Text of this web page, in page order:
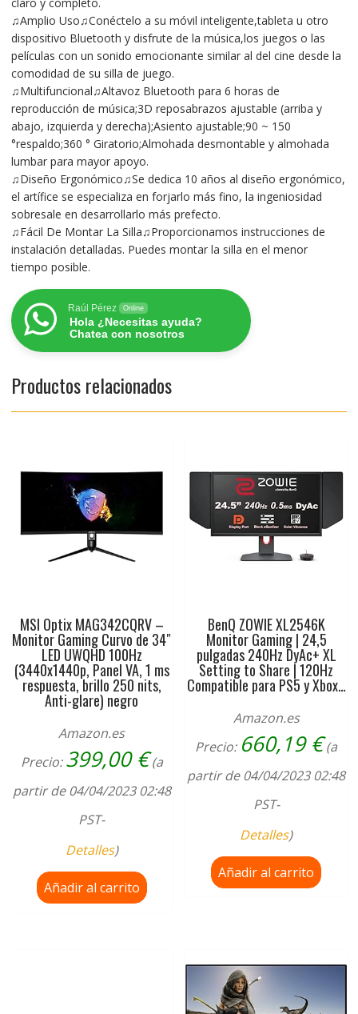
♫Amplio Uso♫Conéctelo a su móvil inteligente,tableta u otro
dispositivo Bluetooth y disfrute de la música,los juegos o las
películas con un sonido emocionante similar al del cine desde la
comodidad de su silla de juego.
♫Multifuncional♫Altavoz Bluetooth para 6 horas de
reproducción de música;3D reposabrazos ajustable (arriba y
abajo, izquierda y derecha);Asiento ajustable;90 ~ 150
°respaldo;360 ° Giratorio;Almohada desmontable y almohada
lumbar para mayor apoyo.
♫Diseño Ergonómico♫Se dedica 10 años al diseño ergonómico,
el artífice se especializa en forjarlo más fino, la ingeniosidad
sobresale en desarrollarlo más prefecto.
♫Fácil De Montar La Silla♫Proporcionamos instrucciones de
instalación detalladas. Puedes montar la silla en el menor
tiempo posible.
Raúl Pérez Online
Hola ¿Necesitas ayuda?
Chatea con nosotros
Productos relacionados
MSI Optix MAG342CQRV –
Monitor Gaming Curvo de 34″
LED UWQHD 100Hz
(3440x1440p, Panel VA, 1 ms
respuesta, brillo 250 nits,
Anti-glare) negro
Amazon.es
Precio:399,00€(a
partir de 04/04/2023 02:48
PST-
Detalles)
Añadir al carrito
BenQ ZOWIE XL2546K
Monitor Gaming | 24,5
pulgadas 240Hz DyAc+ XL
Setting to Share | 120Hz
Compatible para PS5 y Xbox…
Amazon.es
Precio: 660,19€ (a
partir de 04/04/2023 02:48
PST-
Detalles)
Añadir al carrito